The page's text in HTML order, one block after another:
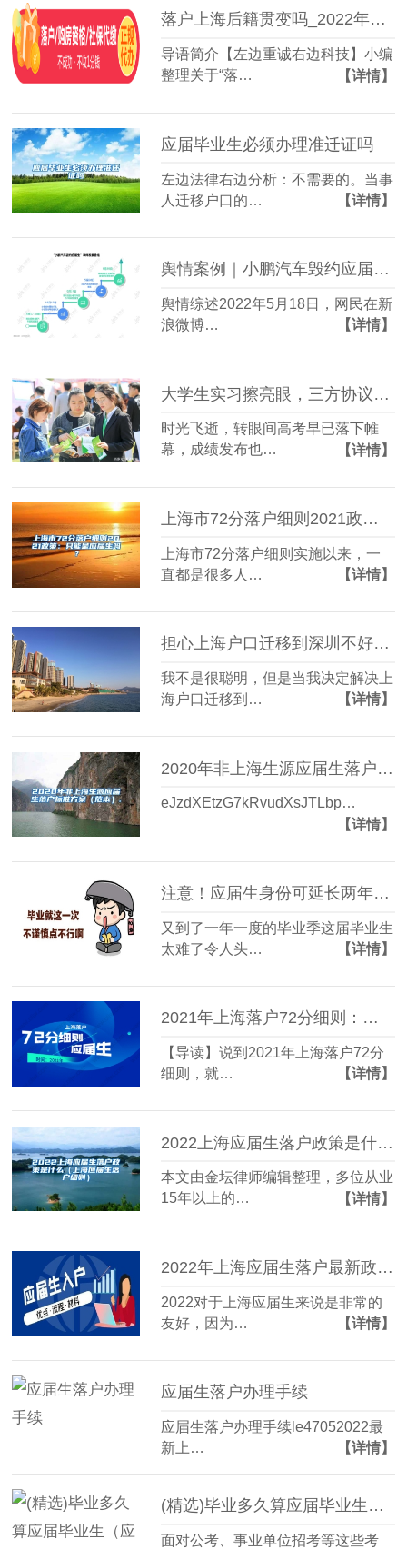
落户上海后籍贯变吗_2022年应届生上海落户政策发布时间：2022-01-03 05：23：57
导语简介【左边重诚右边科技】小编
整理关于“落…
【详情】
应届毕业生必须办理准迁证吗
左边法律右边分析：不需要的。当事
人迁移户口的…
【详情】
舆情案例｜小鹏汽车毁约应届生：特殊时期，尤需践行社会责任
舆情综述2022年5月18日，网民在新
浪微博…
【详情】
大学生实习擦亮眼，三方协议别“乱签”，小心弄丢应届生身份
时光飞逝，转眼间高考早已落下帷
幕，成绩发布也…
【详情】
上海市72分落户细则2021政策：只能是应届生吗？
上海市72分落户细则实施以来，一
直都是很多人…
【详情】
担心上海户口迁移到深圳不好解决？一招教你轻松应对
我不是很聪明，但是当我决定解决上
海户口迁移到…
【详情】
2020年非上海生源应届生落户标准方案（范本）.
eJzdXEtzG7kRvudXsJTLbp…
【详情】
注意！应届生身份可延长两年！签了三方还算应届生吗？
又到了一年一度的毕业季这届毕业生
太难了令人头…
【详情】
2021年上海落户72分细则：奉贤区应届毕业生参与国家特殊规划计划
【导读】说到2021年上海落户72分
细则，就…
【详情】
2022上海应届生落户政策是什么（上海应届生落户细则）
本文由金坛律师编辑整理，多位从业
15年以上的…
【详情】
2022年上海应届生落户最新政策，在上海工作就能直接落户上海！
2022对于上海应届生来说是非常的
友好，因为…
【详情】
应届生落户办理手续
应届生落户办理手续le47052022最
新上…
【详情】
(精选)毕业多久算应届毕业生（应届毕业生应届生身份保留多久）
面对公考、事业单位招考等这些考